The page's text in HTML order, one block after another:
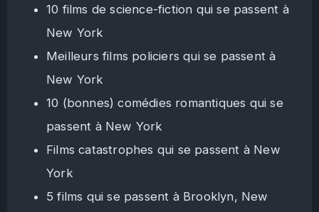
10 films de science-fiction qui se passent à
New York
Meilleurs films policiers qui se passent à
New York
10 (bonnes) comédies romantiques qui se
passent à New York
Films catastrophes qui se passent à New
York
5 films qui se passent à Brooklyn, New